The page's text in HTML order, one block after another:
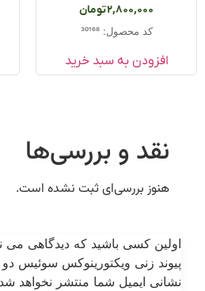
امتیاز
5.00
از 5
2,800,000تومان
کد محصول: 30168
افزودن به سبد خرید
نقد و بررسی‌ها
هنوز بررسی‌ای ثبت نشده است.
کسی باشید که دیدگاهی می
زنی ویکتورینوکس سوئیس دو طرفه
ایمیل شما منتشر نخواهد شد.